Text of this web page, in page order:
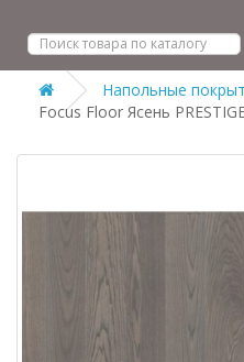
Напольные
Focus Floor Ясень